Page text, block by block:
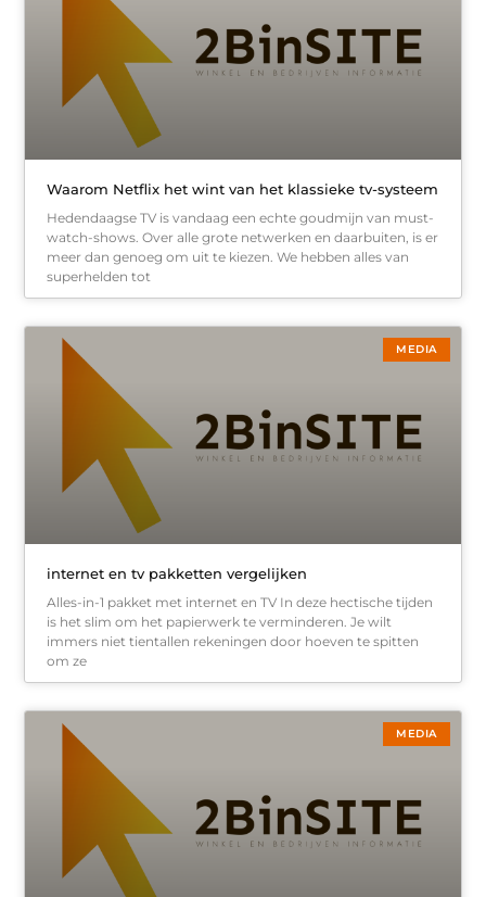
Waarom Netflix het wint van het klassieke tv-systeem
Hedendaagse TV is vandaag een echte goudmijn van must-
watch-shows. Over alle grote netwerken en daarbuiten, is er
meer dan genoeg om uit te kiezen. We hebben alles van
superhelden tot
MEDIA
internet en tv pakketten vergelijken
Alles-in-1 pakket met internet en TV In deze hectische tijden
is het slim om het papierwerk te verminderen. Je wilt
immers niet tientallen rekeningen door hoeven te spitten
om ze
MEDIA